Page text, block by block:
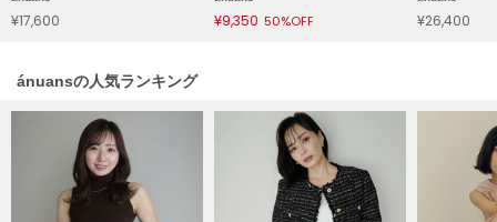
リリーブラウン
LILY BROWN Lingerie
リリーブラウンランジェリー
¥17,600 ¥9,350 50%OFF ¥26,400
ánuansの人気ランキング